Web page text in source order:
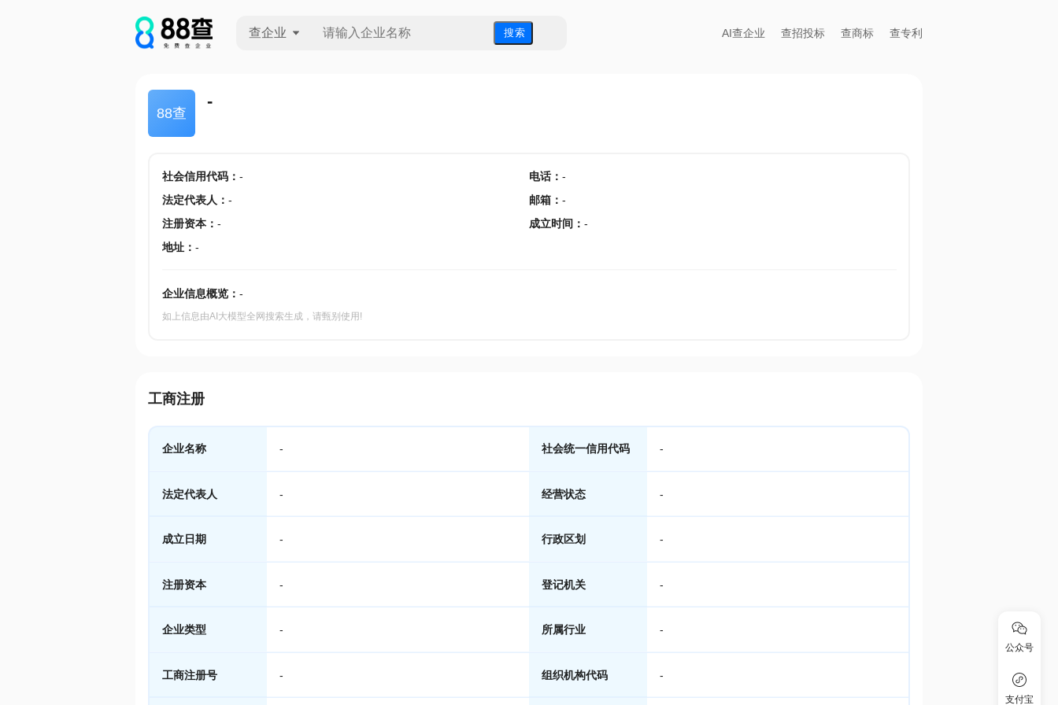
查企业 搜 索 AI查企业 查招投标 查商标 查专利
88查
-
社会信用代码： - 电话： -
法定代表人 ： - 邮箱 ： -
注册资本： - 成立时间 ： -
地址： -
企业信息概览： -
如上信息由AI大模型全网搜索生成，请甄别使用!
工商注册
企业名称 - 社会统一信用代码 -
法定代表人 - 经营状态 -
成立日期 - 行政区划 -
注册资本 - 登记机关 -
企业类型 - 所属行业 -
工商注册号 - 组织机构代码 -
公众号
支付宝